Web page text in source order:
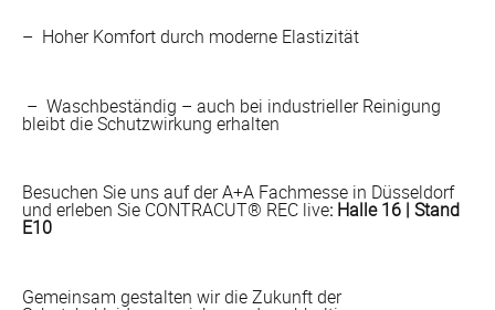
– Hoher Komfort durch moderne Elastizität
– Waschbeständig – auch bei industrieller Reinigung
bleibt die Schutzwirkung erhalten
Besuchen Sie uns auf der A+A Fachmesse in Düsseldorf
und erleben Sie CONTRACUT® REC live: Halle 16 | Stand
E10
Gemeinsam gestalten wir die Zukunft der